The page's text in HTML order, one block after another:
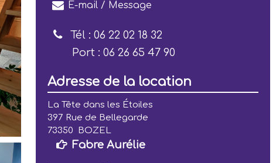
E-mail / Message
Tél : 06 22 02 18 32
Port : 06 26 65 47 90
Adresse de la location
La Tête dans les Étoiles
397 Rue de Bellegarde
73350
BOZEL
Fabre Aurélie